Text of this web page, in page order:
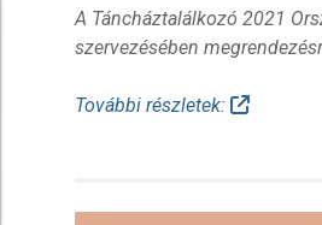
A Táncháztalálkozó 2021
szervezésében
További részletek: